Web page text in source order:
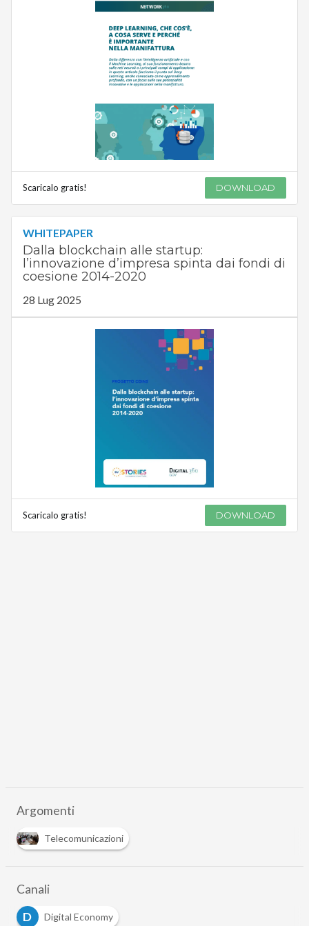
Scaricalo gratis! DOWNLOAD
WHITEPAPER
Dalla blockchain alle startup:
l’innovazione d’impresa spinta dai fondi di
coesione 2014-2020
28 Lug 2025
Scaricalo gratis! DOWNLOAD
Argomenti
Telecomunicazioni
Canali
D
Digital Economy